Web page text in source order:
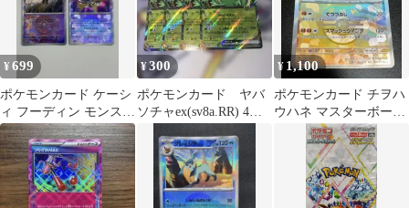
¥699
ポケモンカード ケーシ
ィ フーディン モンスタ
ーボールミラー 2枚セ
ット即日発送
¥300
ポケモンカード ヤバ
ソチャex(sv8a.RR) 4枚
¥ 1,100
ポケモンカード チヲハ
ウハネ マスターボール
ミラー